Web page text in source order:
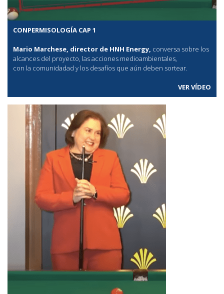
CONPERMISOLOGÍA CAP 1
Mario Marchese, director de HNH Energy, conversa sobre los
alcances del proyecto, las acciones medioambientales,
con la comunidadad y los desafíos que aún deben sortear.
VER VÍDEO